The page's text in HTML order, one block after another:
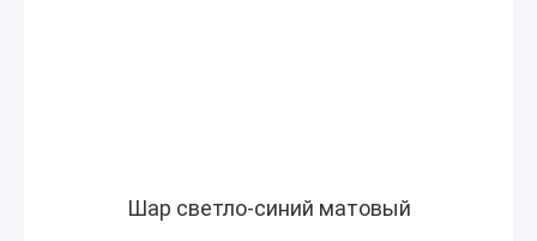
Шар светло-синий матовый